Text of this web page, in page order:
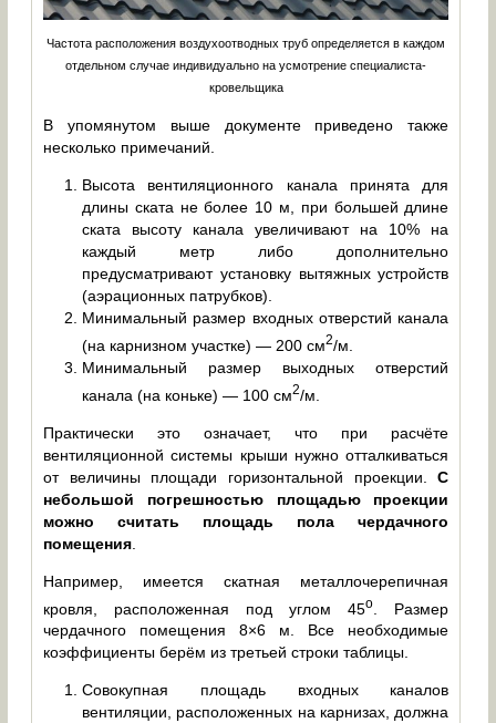
Частота расположения воздухоотводных труб определяется в каждом
отдельном случае индивидуально на усмотрение специалиста-
кровельщика
В упомянутом выше документе приведено также
несколько примечаний.
Высота вентиляционного канала принята для
длины ската не более 10 м, при большей длине
ската высоту канала увеличивают на 10% на
каждый метр либо дополнительно
предусматривают установку вытяжных устройств
(аэрационных патрубков).
Минимальный размер входных отверстий канала
(на карнизном участке) — 200 см2/м.
Минимальный размер выходных отверстий
канала (на коньке) — 100 см2/м.
Практически это означает, что при расчёте
вентиляционной системы крыши нужно отталкиваться
от величины площади горизонтальной проекции.С
небольшой погрешностью площадью проекции
можно считать площадь пола чердачного
помещения
Например, имеется скатная металлочерепичная
кровля, расположенная под углом 45о
. Размер
чердачного помещения 8×6 м. Все необходимые
коэффициенты берём из третьей строки таблицы.
Совокупная площадь входных каналов
вентиляции, расположенных на карнизах, должна